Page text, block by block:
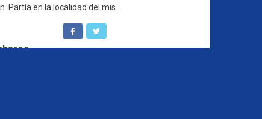
Partía en la localidad del mis...